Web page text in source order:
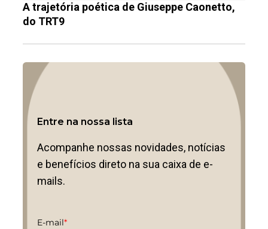
A trajetória poética de Giuseppe Caonetto,
do TRT9
Entre na nossa lista
Acompanhe nossas novidades, notícias
e benefícios direto na sua caixa de e-
mails.
E-mail*